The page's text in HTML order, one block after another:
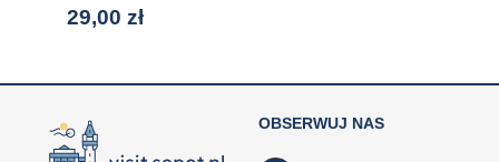
29,00 zł
OBSERWUJ NAS